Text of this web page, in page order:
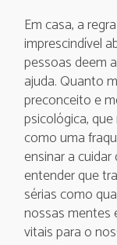
Em casa, a
imprescindível
pessoas deem
ajuda. Quanto
preconceito e
psicológica,
como uma
ensinar a
entender que
sérias como
nossas mentes
vitais para o